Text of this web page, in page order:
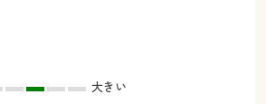
大きい